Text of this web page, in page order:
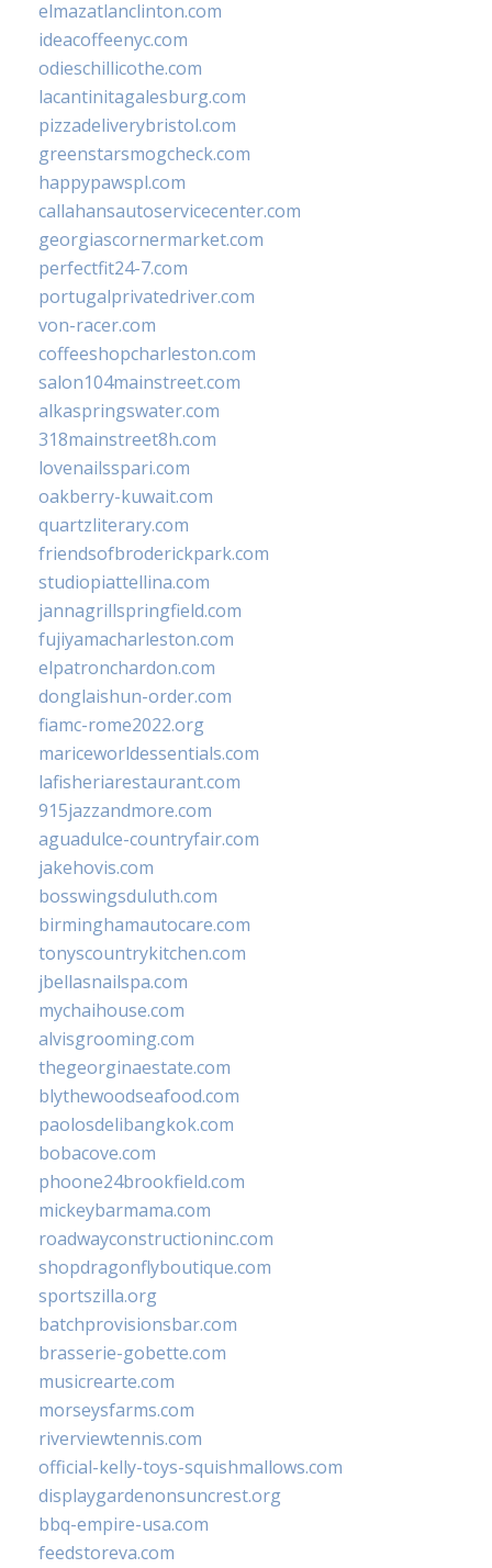
elmazatlanclinton.com
ideacoffeenyc.com
odieschillicothe.com
lacantinitagalesburg.com
pizzadeliverybristol.com
greenstarsmogcheck.com
happypawspl.com
callahansautoservicecenter.com
georgiascornermarket.com
perfectfit24-7.com
portugalprivatedriver.com
von-racer.com
coffeeshopcharleston.com
salon104mainstreet.com
alkaspringswater.com
318mainstreet8h.com
lovenailsspari.com
oakberry-kuwait.com
quartzliterary.com
friendsofbroderickpark.com
studiopiattellina.com
jannagrillspringfield.com
fujiyamacharleston.com
elpatronchardon.com
donglaishun-order.com
fiamc-rome2022.org
mariceworldessentials.com
lafisheriarestaurant.com
915jazzandmore.com
aguadulce-countryfair.com
jakehovis.com
bosswingsduluth.com
birminghamautocare.com
tonyscountrykitchen.com
jbellasnailspa.com
mychaihouse.com
alvisgrooming.com
thegeorginaestate.com
blythewoodseafood.com
paolosdelibangkok.com
bobacove.com
phoone24brookfield.com
mickeybarmama.com
roadwayconstructioninc.com
shopdragonflyboutique.com
sportszilla.org
batchprovisionsbar.com
brasserie-gobette.com
musicrearte.com
morseysfarms.com
riverviewtennis.com
official-kelly-toys-squishmallows.com
displaygardenonsuncrest.org
bbq-empire-usa.com
feedstoreva.com